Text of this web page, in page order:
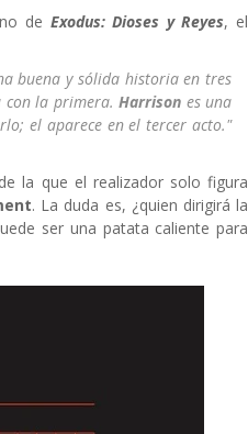
de Exodus: Dioses y Reyes, el
buena y sólida historia en tres
con la primera. Harrison es una
el aparece en el tercer acto."
la que el realizador solo figura
. La duda es, ¿quien dirigirá la
ser una patata caliente para